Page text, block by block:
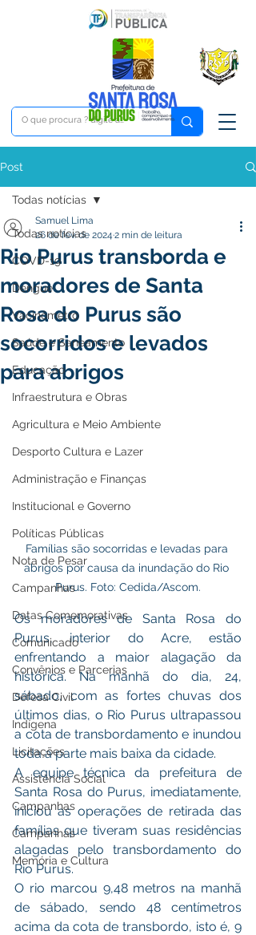
Post
Todas notícias
COVD-19
Dengue
Vacinômetro
Saúde e Saneamento
Educação
Infraestrutura e Obras
Agricultura e Meio Ambiente
Desporto Cultura e Lazer
Administração e Finanças
Institucional e Governo
Políticas Públicas
Nota de Pesar
Campanhas
Datas Comemorativas
Comunicado
Convênios e Parcerias
Defesa Civil
Indígena
Licitações
Assistência Social
Campanhas
Campanhas
Memória e Cultura
Todas notícias
Rio Purus transborda e
moradores de Santa
Rosa do Purus são
socorridos e levados
para abrigos
Samuel Lima
26 de fev. de 2024 2 min de leitura
Famílias são socorridas e levadas para
abrigos por causa da inundação do Rio
Purus. Foto: Cedida/Ascom.
Os moradores de Santa Rosa do
Purus, interior do Acre, estão
enfrentando a maior alagação da
histórica. Na manhã do dia, 24,
sábado, com as fortes chuvas dos
últimos dias, o Rio Purus ultrapassou
a cota de transbordamento e inundou
toda a parte mais baixa da cidade.
A equipe técnica da prefeitura de
Santa Rosa do Purus, imediatamente,
iniciou as operações de retirada das
famílias que tiveram suas residências
alagadas pelo transbordamento do
Rio Purus.
O rio marcou 9,48 metros na manhã
de sábado, sendo 48 centímetros
acima da cota de transbordo, isto é, 9